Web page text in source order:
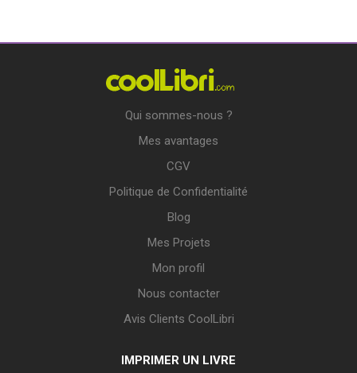
Qui sommes-nous ?
Mes avantages
CGV
Politique de Confidentialité
Blog
Mes Projets
Mon profil
Nous contacter
Avis Clients CoolLibri
IMPRIMER UN LIVRE